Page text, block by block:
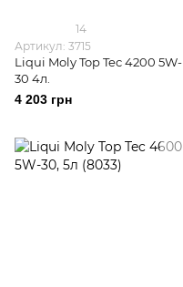
14
Артикул: 3715
Liqui Moly Top Tec 4200 5W-
30 4л.
4 203 грн